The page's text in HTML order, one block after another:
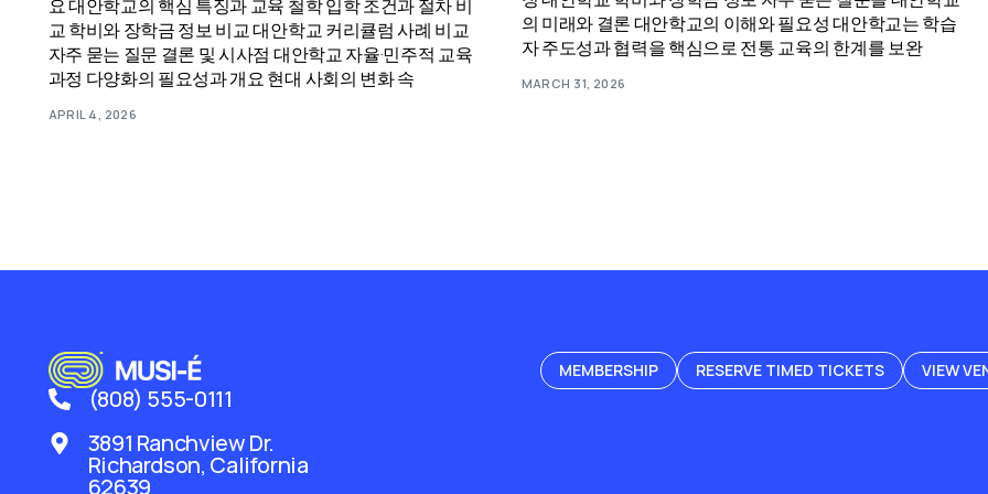
요 대안학교의 핵심 특징과 교육 철학 입학 조건과 절차 비
교 학비와 장학금 정보 비교 대안학교 커리큘럼 사례 비교
자주 묻는 질문 결론 및 시사점 대안학교 자율·민주적 교육
과정 다양화의 필요성과 개요 현대 사회의 변화 속
APRIL 4, 2026
의 미래와 결론 대안학교의 이해와 필요성 대안학교는 학습
자 주도성과 협력을 핵심으로 전통 교육의 한계를 보완
MARCH 31, 2026
(808) 555-0111
3891 Ranchview Dr.
Richardson, California
62639
MEMBERSHIP RESERVE TIMED TICKETS VIEW